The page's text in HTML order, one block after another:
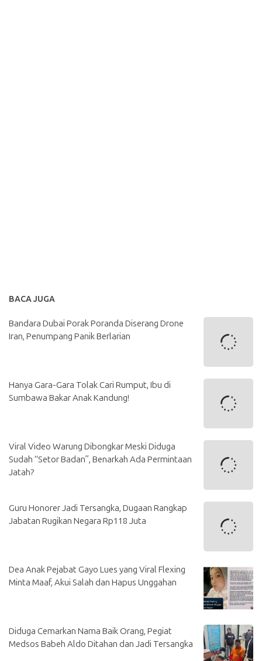
BACA JUGA
Bandara Dubai Porak Poranda Diserang Drone
Iran, Penumpang Panik Berlarian
Hanya Gara-Gara Tolak Cari Rumput, Ibu di
Sumbawa Bakar Anak Kandung!
Viral Video Warung Dibongkar Meski Diduga
Sudah “Setor Badan”, Benarkah Ada Permintaan
Jatah?
Guru Honorer Jadi Tersangka, Dugaan Rangkap
Jabatan Rugikan Negara Rp118 Juta
Dea Anak Pejabat Gayo Lues yang Viral Flexing
Minta Maaf, Akui Salah dan Hapus Unggahan
Diduga Cemarkan Nama Baik Orang, Pegiat
Medsos Babeh Aldo Ditahan dan Jadi Tersangka